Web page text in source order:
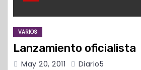
VARIOS
Lanzamiento oficialista
May 20, 2011 Diario5